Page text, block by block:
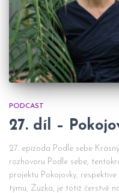
PODCAST
27. díl –
27. epizoda Podle sebe
rozhovoru Podle sebe,
projektu Pokojovky,
týmu, Zuzka, je totiž čerstvě